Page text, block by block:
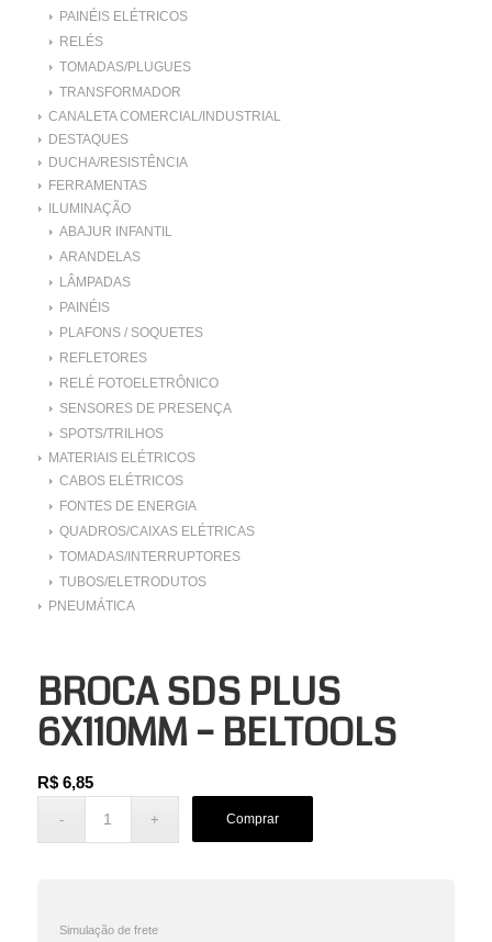
PAINÉIS ELÉTRICOS
RELÉS
TOMADAS/PLUGUES
TRANSFORMADOR
CANALETA COMERCIAL/INDUSTRIAL
DESTAQUES
DUCHA/RESISTÊNCIA
FERRAMENTAS
ILUMINAÇÃO
ABAJUR INFANTIL
ARANDELAS
LÂMPADAS
PAINÉIS
PLAFONS / SOQUETES
REFLETORES
RELÉ FOTOELETRÔNICO
SENSORES DE PRESENÇA
SPOTS/TRILHOS
MATERIAIS ELÉTRICOS
CABOS ELÉTRICOS
FONTES DE ENERGIA
QUADROS/CAIXAS ELÉTRICAS
TOMADAS/INTERRUPTORES
TUBOS/ELETRODUTOS
PNEUMÁTICA
BROCA SDS PLUS
6X110MM – BELTOOLS
R$6,85
Comprar
Simulação de frete